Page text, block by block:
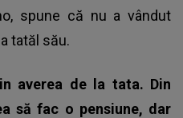
spune că nu a vândut
tatăl său.
averea de la tata. Din
să fac o pensiune, dar